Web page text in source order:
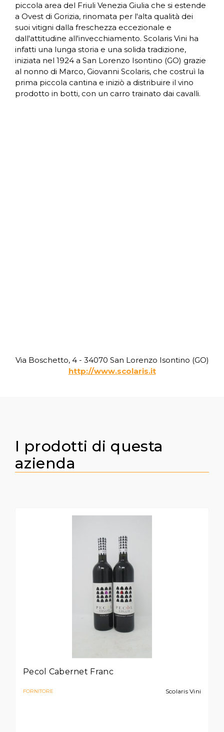
piccola area del Friuli Venezia Giulia che si estende
a Ovest di Gorizia, rinomata per l'alta qualità dei
suoi vitigni dalla freschezza eccezionale e
dall'attitudine all'invecchiamento. Scolaris Vini ha
infatti una lunga storia e una solida tradizione,
iniziata nel 1924 a San Lorenzo Isontino (GO) grazie
al nonno di Marco, Giovanni Scolaris, che costruì la
prima piccola cantina e iniziò a distribuire il vino
prodotto in botti, con un carro trainato dai cavalli.
Via Boschetto, 4 - 34070 San Lorenzo Isontino (GO)
http://www.scolaris.it
I prodotti di questa
azienda
Pecol Cabernet Franc
FORNITORE Scolaris Vini